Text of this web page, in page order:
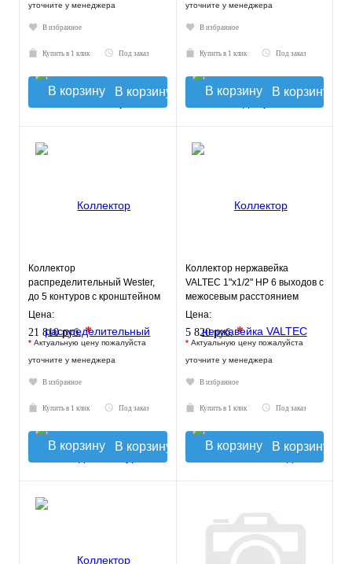
уточните у менеджера
В избранное
Купить в 1 клик Под заказ
В корзину
уточните у менеджера
В избранное
Купить в 1 клик Под заказ
В корзину
Коллектор
распределительный Wester,
до 5 контуров с кронштейном
0-050120
Цена:
21 810 руб.*
* Актуальную цену пожалуйста
уточните у менеджера
В избранное
Купить в 1 клик Под заказ
В корзину
Коллектор нержавейка
VALTEC 1"х1/2" НР 6 выходов с
межосевым расстоянием
выходов 100мм
Цена:
5 820 руб.*
* Актуальную цену пожалуйста
уточните у менеджера
В избранное
Купить в 1 клик Под заказ
В корзину